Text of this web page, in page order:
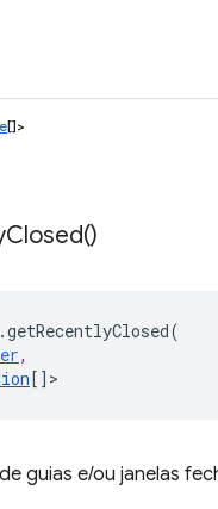
[]>
Closed()
.getRecentlyClosed(
,
[] >
guias e/ou janelas